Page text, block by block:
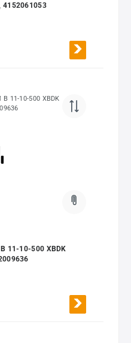
B 4-10-270 XVSBDK BASE, 4152061053
11-10-500 XBDK